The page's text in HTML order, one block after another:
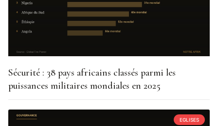
Sécurité : 38 pays africains classés parmi les
puissances militaires mondiales en 2025
EGLISES